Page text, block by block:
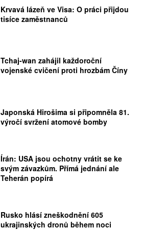
Krvavá lázeň ve Visa: O práci přijdou
tisíce zaměstnanců
Tchaj-wan zahájil každoroční
vojenské cvičení proti hrozbám Číny
Japonská Hirošima si připomněla 81.
výročí svržení atomové bomby
Írán: USA jsou ochotny vrátit se ke
svým závazkům. Přímá jednání ale
Teherán popírá
Rusko hlásí zneškodnění 605
ukrajinských dronů během noci